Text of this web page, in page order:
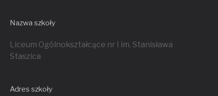
Nazwa szkoły
Liceum Ogólnokształcące nr I im. Stanisława
Staszica
Adres szkoły